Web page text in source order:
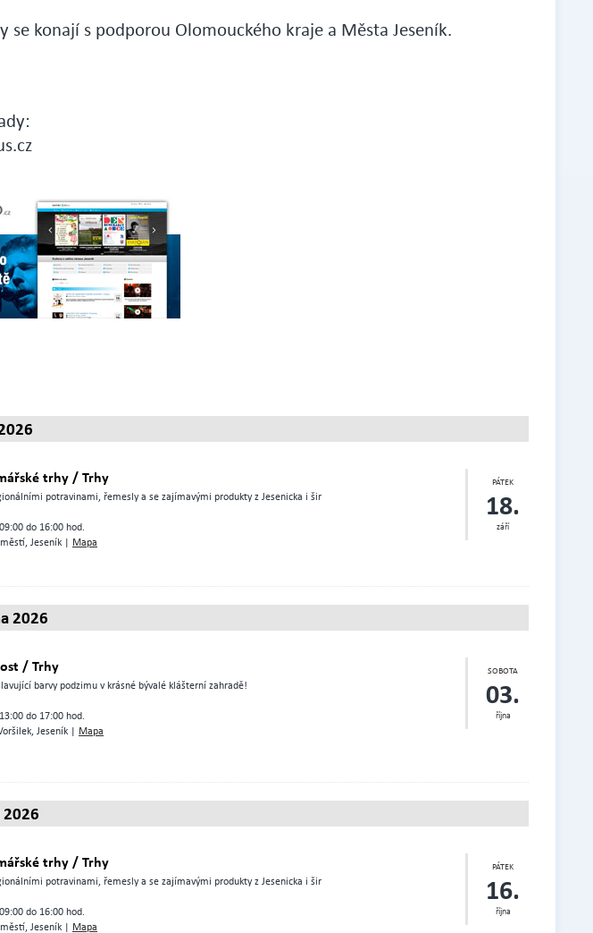
se konají s podporou Olomouckého kraje a Města Jeseník.
PÁTEK
18.
září
trhy / Trhy
potravinami, řemesly a se zajímavými produkty z Jesenicka i šir
do 16:00 hod.
Jeseník | Mapa
2026
SOBOTA
03.
října
/ Trhy
barvy podzimu v krásné bývalé klášterní zahradě!
do 17:00 hod.
Jeseník | Mapa
PÁTEK
16.
října
trhy / Trhy
potravinami, řemesly a se zajímavými produkty z Jesenicka i šir
do 16:00 hod.
Jeseník | Mapa